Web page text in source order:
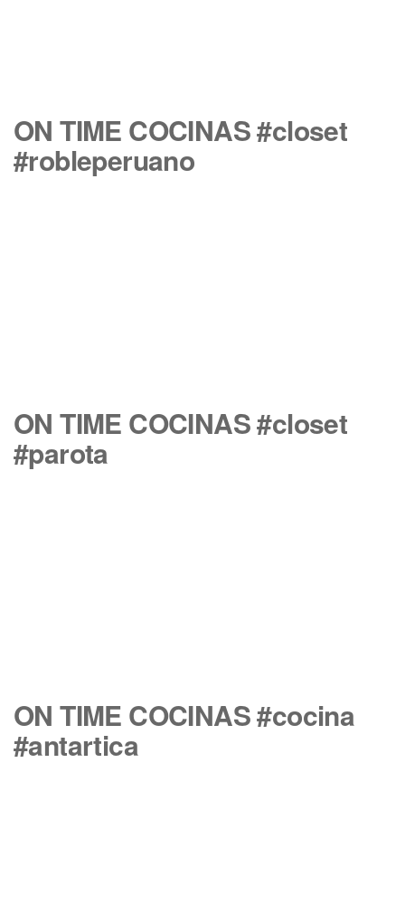
ON TIME COCINAS #closet
#robleperuano
ON TIME COCINAS #closet
#parota
ON TIME COCINAS #cocina
#antartica